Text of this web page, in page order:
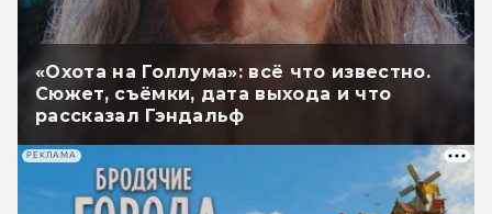
«Охота на Голлума»: всё что известно.
Сюжет, съёмки, дата выхода и что
рассказал Гэндальф
РЕКЛАМА